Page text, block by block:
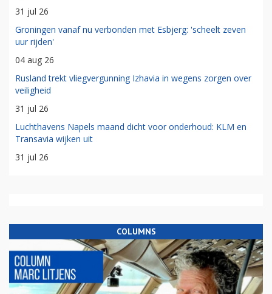
31 jul 26
Groningen vanaf nu verbonden met Esbjerg: 'scheelt zeven
uur rijden'
04 aug 26
Rusland trekt vliegvergunning Izhavia in wegens zorgen over
veiligheid
31 jul 26
Luchthavens Napels maand dicht voor onderhoud: KLM en
Transavia wijken uit
31 jul 26
COLUMNS